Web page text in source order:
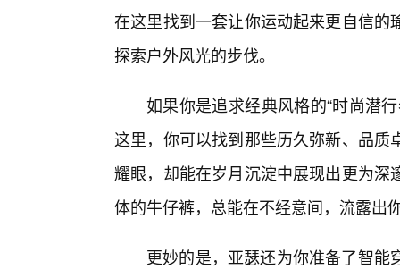
在这里找到一套让你运动起来更自信
探索户外风光的步伐。
如果你是追求经典风格的“时尚潜
这里，你可以找到那些历久弥新、品
耀眼，却能在岁月沉淀中展现出更为
体的牛仔裤，总能在不经意间，流露出
更妙的是，亚瑟还为你准备了智